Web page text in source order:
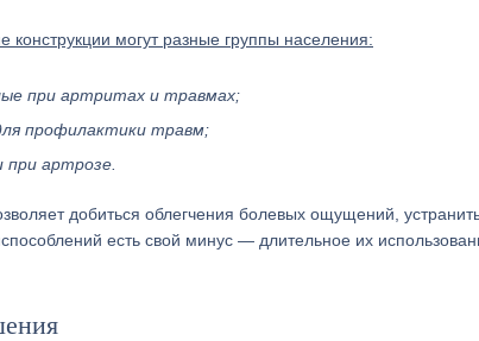
конструкции могут разные группы населения:
при артритах и травмах;
профилактики травм;
артрозе.
добиться облегчения болевых ощущений,
есть свой минус — длительное их